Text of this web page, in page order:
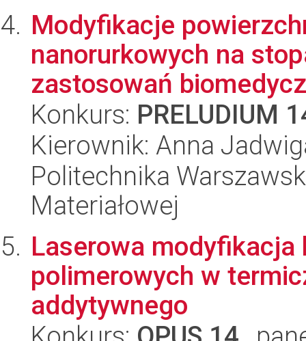
Modyfikacje
nanorurkowych na
zastosowań
Konkurs: PRELUDIUM
Kierownik: Anna
Politechnika
Materiałowej
Laserowa modyfikacja
polimerowych w
addytywnego